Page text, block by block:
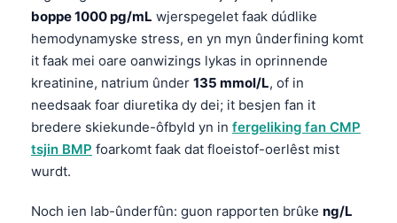
boppe 1000 pg/mL wjerspegelet faak dúdlike
hemodynamyske stress, en yn myn ûnderfining komt
it faak mei oare oanwizings lykas in oprinnende
kreatinine, natrium ûnder 135 mmol/L, of in
needsaak foar diuretika dy dei; it besjen fan it
bredere skiekunde-ôfbyld yn in fergeliking fan CMP
tsjin BMP foarkomt faak dat floeistof-oerlêst mist
wurdt.
Noch ien lab-ûnderfûn: guon rapporten brûke ng/L